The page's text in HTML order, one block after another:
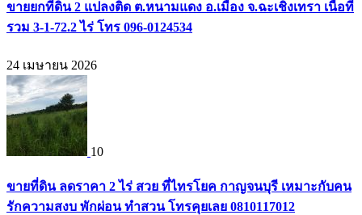
ขายยกที่ดิน 2 แปลงติด ต.หนามแดง อ.เมือง จ.ฉะเชิงเทรา เนื้อที่
รวม 3-1-72.2 ไร่ โทร 096-0124534
24 เมษายน 2026
10
ขายที่ดิน ลดราคา 2 ไร่ สวย ที่ไทรโยค กาญจนบุรี เหมาะกับคน
รักความสงบ พักผ่อน ทำสวน โทรคุยเลย 0810117012